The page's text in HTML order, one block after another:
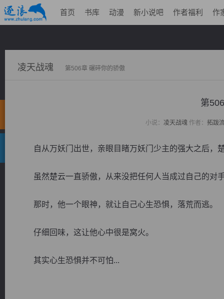
首页 书库 动漫 新小说吧 作者福利 作
凌天战魂 第506章 碾碎你的骄傲
第
小说： 凌天战魂作者： 拓跋
自从万妖门出世，亲眼目睹万妖门少主的强大之后，
虽然楚云一直骄傲，从来没把任何人当成过自己的对
那时，他一个眼神，就让自己心生恐惧，落荒而逃。
仔细回味，这让他心中很是窝火。
其实心生恐惧并不可怕...